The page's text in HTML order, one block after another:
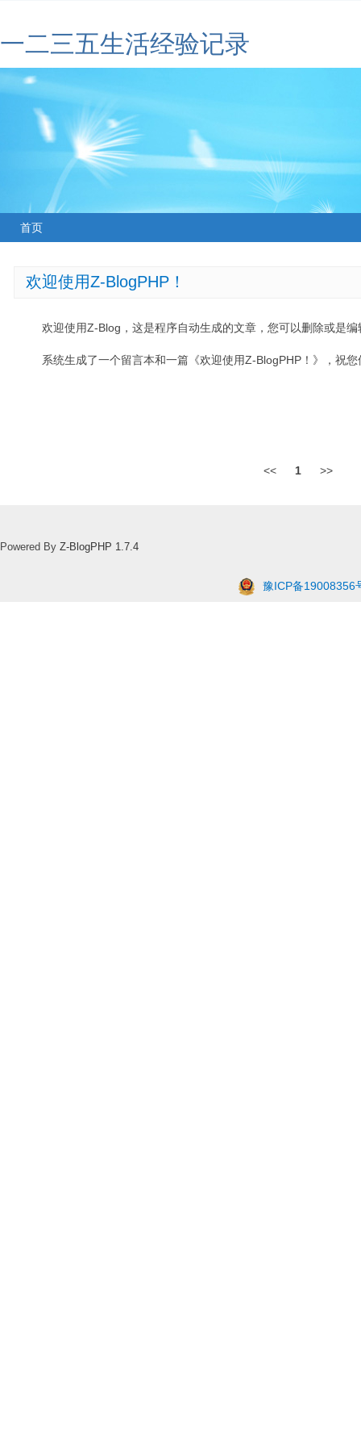
一二三五生活经验记录
首页
欢迎使用Z-BlogPHP！
欢迎使用Z-Blog，这是程序自动生成的文章，您可以删除或是编
系统生成了一个留言本和一篇《欢迎使用Z-BlogPHP！》，祝
<< 1 >>
Powered By Z-BlogPHP 1.7.4
豫ICP备19008356